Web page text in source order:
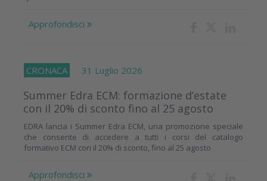
Approfondisci
CRONACA 31 Luglio 2026
Summer Edra ECM: formazione d’estate
con il 20% di sconto fino al 25 agosto
EDRA lancia i Summer Edra ECM, una promozione speciale
che consente di accedere a tutti i corsi del catalogo
formativo ECM con il 20% di sconto, fino al 25 agosto
Approfondisci